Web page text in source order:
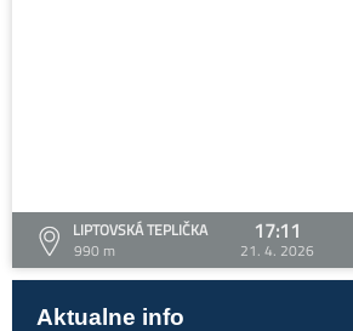
LIPTOVSKÁ TEPLIČKA
990 m
17:11
21. 4. 2026
Aktualne info